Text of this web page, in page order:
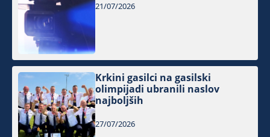
21/07/2026
Krkini gasilci na gasilski
olimpijadi ubranili naslov
najboljših
27/07/2026